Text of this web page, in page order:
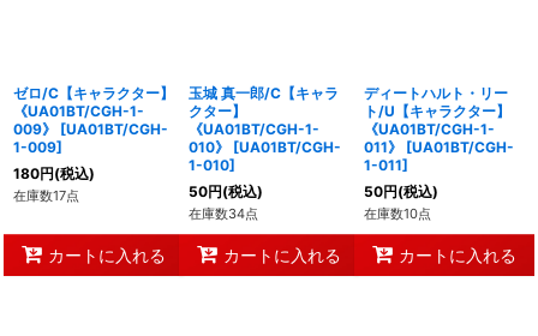
ゼロ/C【キャラクター】
《UA01BT/CGH-1-
009》
[UA01BT/CGH-
1-009]
180円(税込)
在庫数17点
カートに入れる
玉城 真一郎/C【キャラ
クター】
《UA01BT/CGH-1-
010》
[UA01BT/CGH-
1-010]
50円(税込)
在庫数34点
カートに入れる
ディートハルト・リー
ト/U【キャラクター】
《UA01BT/CGH-1-
011》
[UA01BT/CGH-
1-011]
50円(税込)
在庫数10点
カートに入れる